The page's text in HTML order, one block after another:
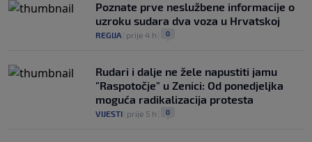
Poznate prve neslužbene informacije o
uzroku sudara dva voza u Hrvatskoj
REGIJA prije 4 h 0
Rudari i dalje ne žele napustiti jamu
"Raspotočje" u Zenici: Od ponedjeljka
moguća radikalizacija protesta
VIJESTI prije 5 h 0